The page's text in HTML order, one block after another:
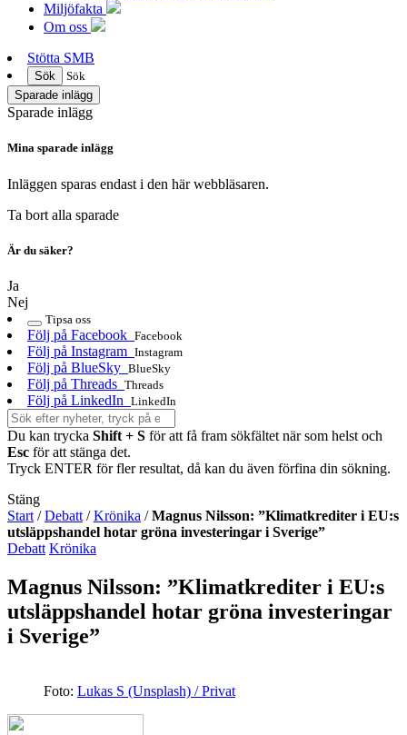
Miljöfakta
Om oss
Stötta SMB
Sök
Sök
Sparade inlägg
Sparade inlägg
Mina sparade inlägg
Inläggen sparas endast i den här webbläsaren.
Ta bort alla sparade
Är du säker?
Ja
Nej
Tipsa oss
Följ på Facebook Facebook
Följ på Instagram Instagram
Följ på BlueSky BlueSky
Följ på Threads Threads
Följ på LinkedIn LinkedIn
Du kan trycka Shift + S för att få fram sökfältet när som helst och
Esc för att stänga det.
Tryck ENTER för fler resultat, då kan du även förfina din sökning.
Stäng
Start /Debatt /Krönika /Magnus Nilsson: ”Klimatkrediter i EU:s
utsläppshandel hotar gröna investeringar i Sverige”
Debatt Krönika
Magnus Nilsson: ”Klimatkrediter i EU:s
utsläppshandel hotar gröna investeringar
i Sverige”
Foto: Lukas S (Unsplash) / Privat